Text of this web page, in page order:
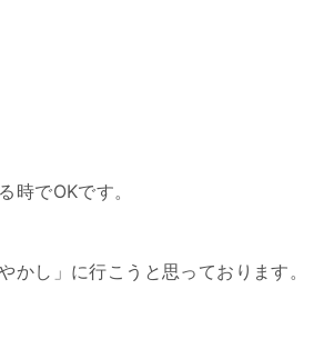
時でOKです。
かし」に行こうと思っております。